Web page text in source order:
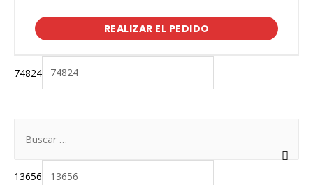
13656
REALIZAR EL PEDIDO
74824